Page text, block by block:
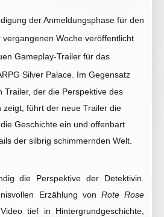
der Anmeldungsphase für den
Woche veröffentlicht
Gameplay-Trailer für das
Silver Palace. Im Gegensatz
Trailer, der die Perspektive des
zeigt, führt der neue Trailer die
Geschichte ein und offenbart
der silbrig schimmernden Welt.
die Perspektive der Detektivin.
Erzählung von Rote Rose
tief in Hintergrundgeschichte,